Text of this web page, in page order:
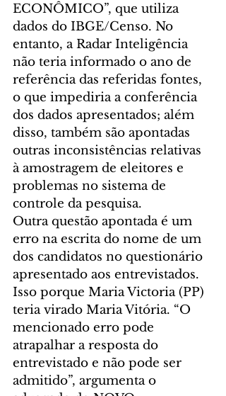
ECONÔMICO”, que utiliza
dados do IBGE/Censo. No
entanto, a Radar Inteligência
não teria informado o ano de
referência das referidas fontes,
o que impediria a conferência
dos dados apresentados; além
disso, também são apontadas
outras inconsistências relativas
à amostragem de eleitores e
problemas no sistema de
controle da pesquisa.
Outra questão apontada é um
erro na escrita do nome de um
dos candidatos no questionário
apresentado aos entrevistados.
Isso porque Maria Victoria (PP)
teria virado Maria Vitória. “O
mencionado erro pode
atrapalhar a resposta do
entrevistado e não pode ser
admitido”, argumenta o